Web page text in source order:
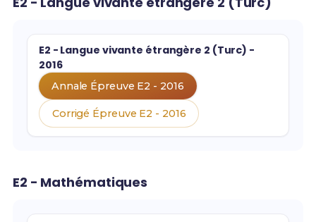
E2 - Langue vivante étrangère 2 (Turc) -
2016
Annale Épreuve E2 - 2016
Corrigé Épreuve E2 - 2016
E2 - Mathématiques